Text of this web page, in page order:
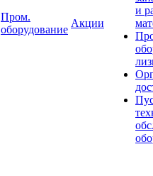
Пром.
оборудование
Акции
и